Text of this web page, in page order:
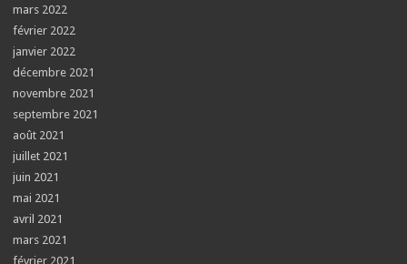
mars 2022
février 2022
janvier 2022
décembre 2021
novembre 2021
septembre 2021
août 2021
juillet 2021
juin 2021
mai 2021
avril 2021
mars 2021
février 2021